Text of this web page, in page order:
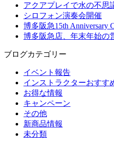
アクアプレイで水の不思
シロフォン演奏会開催
博多阪急15th Anniversary
博多阪急店、年末年始の
ブログカテゴリー
イベント報告
インストラクターおすす
お得な情報
キャンペーン
その他
新商品情報
未分類